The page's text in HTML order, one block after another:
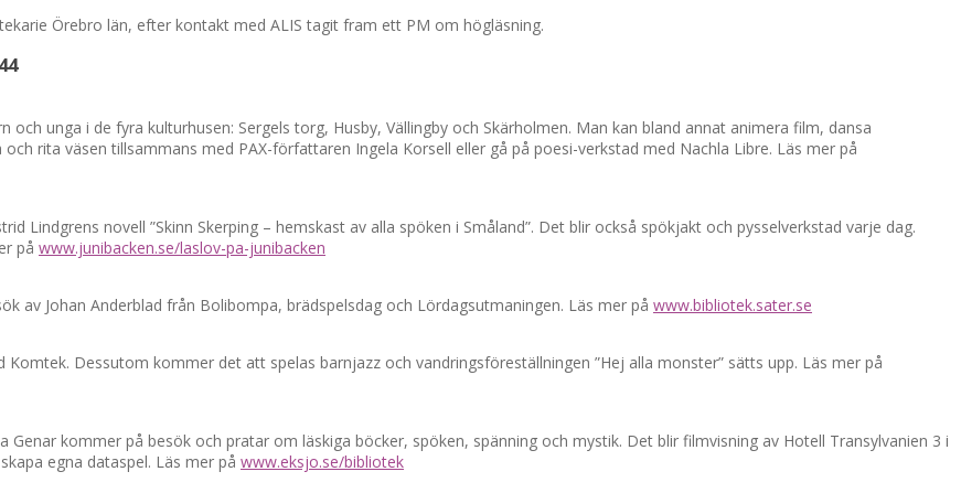
Örebro län, efter kontakt med ALIS tagit fram ett PM om högläsning.
unga i de fyra kulturhusen: Sergels torg, Husby, Vällingby och Skärholmen. Man kan bland annat animera film, dansa
rita väsen tillsammans med PAX-författaren Ingela Korsell eller gå på poesi-verkstad med Nachla Libre. Läs mer på
Lindgrens novell ”Skinn Skerping – hemskast av alla spöken i Småland”. Det blir också spökjakt och pysselverkstad varje dag.
på www.junibacken.se/laslov-pa-junibacken
av Johan Anderblad från Bolibompa, brädspelsdag och Lördagsutmaningen. Läs mer på www.bibliotek.sater.se
Dessutom kommer det att spelas barnjazz och vandringsföreställningen ”Hej alla monster” sätts upp. Läs mer på
kommer på besök och pratar om läskiga böcker, spöken, spänning och mystik. Det blir filmvisning av Hotell Transylvanien 3 i
egna dataspel. Läs mer på www.eksjo.se/bibliotek